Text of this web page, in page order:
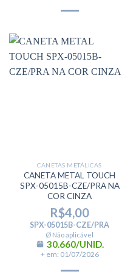
CANETAS METÁLICAS
CANETA METAL TOUCH
SPX-05015B-CZE/PRA NA
COR CINZA
R$4,00
SPX-05015B-CZE/PRA
Ø Não aplicável
30.660/UNID.
+ em: 01/07/2026